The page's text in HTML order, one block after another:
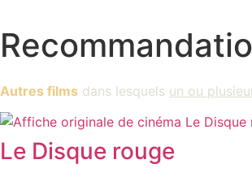
Ville
Autres films dans lesquels un ou
Le Disque rouge